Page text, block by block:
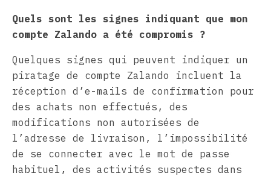
Quels sont les signes indiquant que mon
compte Zalando a été compromis ?
Quelques signes qui peuvent indiquer un
piratage de compte Zalando incluent la
réception d’e-mails de confirmation pour
des achats non effectués, des
modifications non autorisées de
l’adresse de livraison, l’impossibilité
de se connecter avec le mot de passe
habituel, des activités suspectes dans